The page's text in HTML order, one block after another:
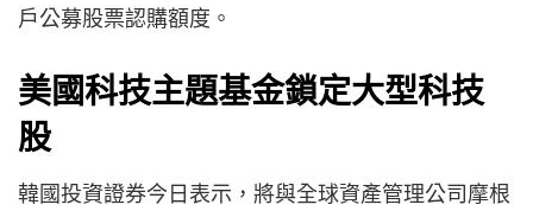
戶公募股票認購額度。
美國科技主題基金鎖定大型科技
股
韓國投資證券今日表示，將與全球資產管理公司摩根